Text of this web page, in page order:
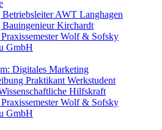
AWT Langhagen
Bauingenieur Kirchardt
Wolf & Sofsky
GmbH
Digitales Marketing
Praktikant Werkstudent
Hilfskraft
Wolf & Sofsky
GmbH